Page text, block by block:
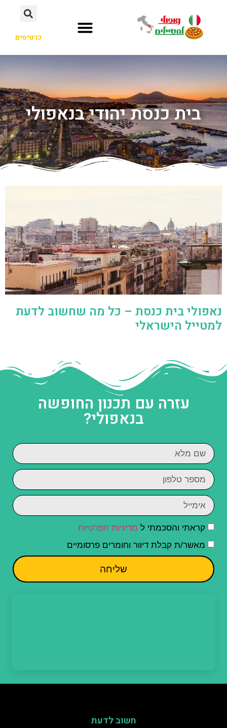
כרטיסים
בית כנסת יהודי בנאפולי
נאפולי בית כנסת – כל מה שחשוב לדעת
למטייל הישראלי
עזרה עם תכנון החופשה
בנאפולי?
קראתי והסכמתי ל מדיניות הפרטיות
מאשר/ת קבלת דיוור וחומרים פרסומיים
שליחה
חשוב לדעת